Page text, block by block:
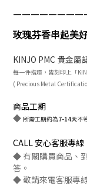
玫瑰芬香串起美好
KINJO PMC 貴金屬
每一件指環，皆刻印上「
( Precious Metal
商品工期
◆ 所需工期約為7-14天不
CALL 安心客服專線
◆ 有關購買商品、
答。
​◆ 敬請來電客服專